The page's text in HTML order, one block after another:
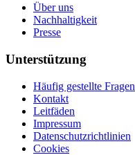
Über uns
Nachhaltigkeit
Presse
Unterstützung
Häufig gestellte Fragen
Kontakt
Leitfäden
Impressum
Datenschutzrichtlinien
Cookies